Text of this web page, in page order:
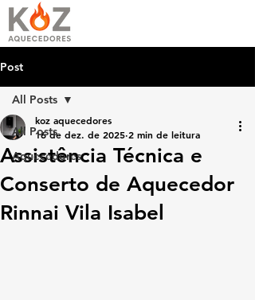
Post
All Posts
Aquecedores
All Posts
Assistência Técnica e
Conserto de Aquecedor
Rinnai Vila Isabel
koz aquecedores
16 de dez. de 2025 2 min de leitura